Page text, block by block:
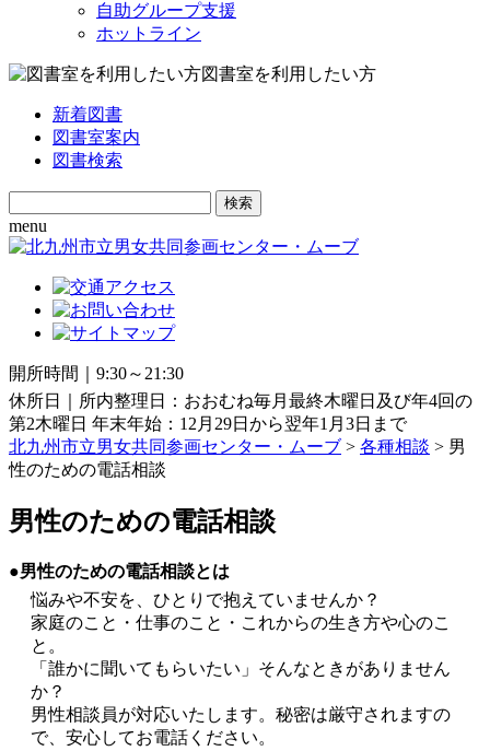
自助グループ支援
ホットライン
図書室を利用したい方
新着図書
図書室案内
図書検索
Search
for:
menu
開所時間｜9:30～21:30
休所日｜所内整理日：おおむね毎月最終木曜日及び年4回の
第2木曜日 年末年始：12月29日から翌年1月3日まで
北九州市立男女共同参画センター・ムーブ > 各種相談 > 男
性のための電話相談
男性のための電話相談
●男性のための電話相談とは
悩みや不安を、ひとりで抱えていませんか？
家庭のこと・仕事のこと・これからの生き方や心のこ
と。
「誰かに聞いてもらいたい」そんなときがありません
か？
男性相談員が対応いたします。秘密は厳守されますの
で、安心してお電話ください。